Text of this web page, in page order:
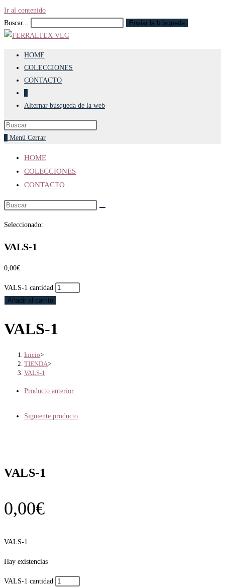
Ir al contenido
Buscar...
Enviar la búsqueda
HOME
COLECCIONES
CONTACTO
Alternar búsqueda de la web
Menú Cerrar
HOME
COLECCIONES
CONTACTO
Seleccionado:
VALS-1
0,00€
VALS-1 cantidad
Añadir al carrito
VALS-1
Inicio>
TIENDA>
VALS-1
Producto anterior
Siguiente producto
VALS-1
0,00€
VALS-1
Hay existencias
VALS-1 cantidad